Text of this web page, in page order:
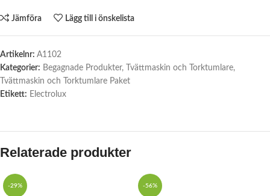
Jämföra Lägg till i önskelista
Artikelnr: A1102
Kategorier: Begagnade Produkter, Tvättmaskin och Torktumlare,
Tvättmaskin och Torktumlare Paket
Etikett: Electrolux
Relaterade produkter
-29% -56%